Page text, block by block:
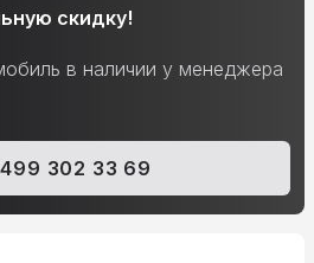
скидку!
в наличии у менеджера
302 33 69